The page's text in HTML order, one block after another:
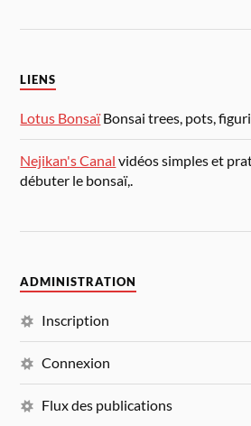
LIENS
Lotus BonsaïBonsai trees, pots,
Nejikan's Canal vidéos simples et
débuter le bonsaï,.
ADMINISTRATION
Inscription
Connexion
Flux des publications